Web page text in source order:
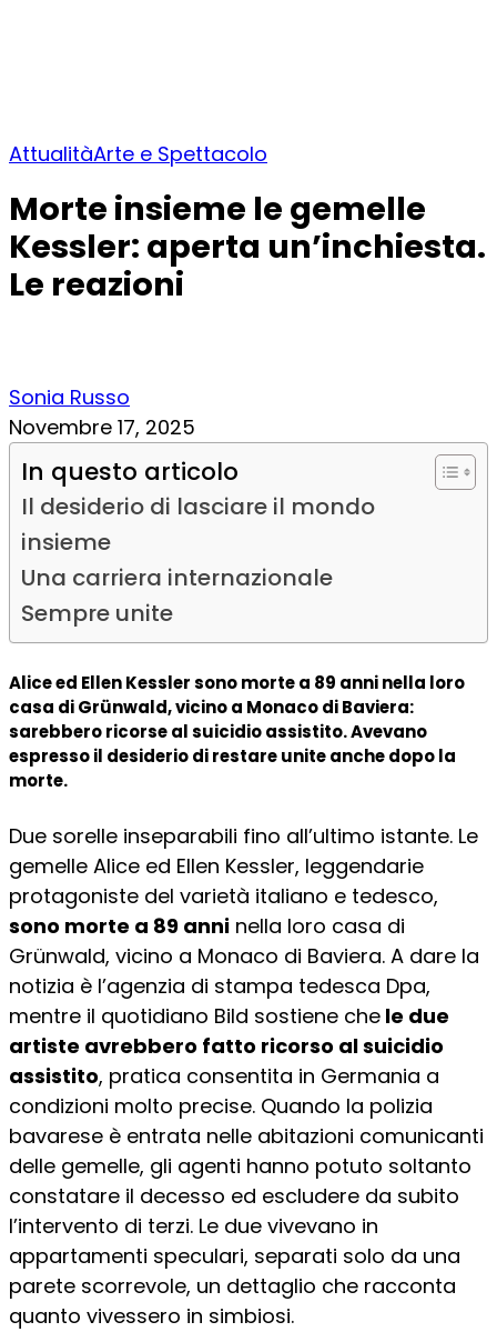
AttualitàArte e Spettacolo
Morte insieme le gemelle
Kessler: aperta un’inchiesta.
Le reazioni
Sonia Russo
Novembre 17, 2025
In questo articolo
Il desiderio di lasciare il mondo
insieme
Una carriera internazionale
Sempre unite
Alice ed Ellen Kessler sono morte a 89 anni nella loro
casa di Grünwald, vicino a Monaco di Baviera:
sarebbero ricorse al suicidio assistito. Avevano
espresso il desiderio di restare unite anche dopo la
morte.
Due sorelle inseparabili fino all’ultimo istante. Le
gemelle Alice ed Ellen Kessler, leggendarie
protagoniste del varietà italiano e tedesco,
sono morte a 89 anni nella loro casa di
Grünwald, vicino a Monaco di Baviera. A dare la
notizia è l’agenzia di stampa tedesca Dpa,
mentre il quotidiano Bild sostiene che le due
artiste avrebbero fatto ricorso al suicidio
assistito, pratica consentita in Germania a
condizioni molto precise. Quando la polizia
bavarese è entrata nelle abitazioni comunicanti
delle gemelle, gli agenti hanno potuto soltanto
constatare il decesso ed escludere da subito
l’intervento di terzi. Le due vivevano in
appartamenti speculari, separati solo da una
parete scorrevole, un dettaglio che racconta
quanto vivessero in simbiosi.